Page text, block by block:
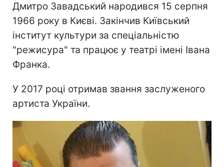
Дмитро Завадський народився 15 серпня
1966 року в Києві. Закінчив Київський
інститут культури за спеціальністю
"режисура" та працює у театрі імені Івана
Франка.
У 2017 році отримав звання заслуженого
артиста України.